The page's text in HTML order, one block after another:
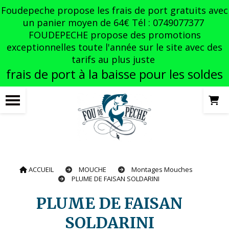
Foudepeche propose les frais de port gratuits avec
un panier moyen de 64€ Tél : 0749077377
FOUDEPECHE propose des promotions
exceptionnelles toute l'année sur le site avec des
tarifs au plus juste
frais de port à la baisse pour les soldes
ACCUEIL MOUCHE
Montages Mouches
PLUME DE FAISAN SOLDARINI
PLUME DE FAISAN
SOLDARINI